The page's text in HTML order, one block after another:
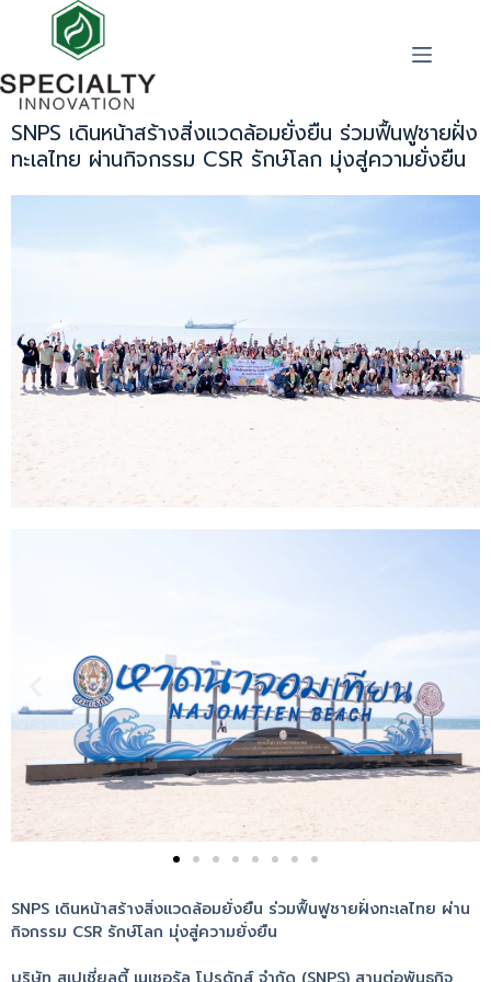
SNPS เดินหน้าสร้างสิ่งแวดล้อมยั่งยืน ร่วมฟื้นฟูชายฝั่ง
ทะเลไทย ผ่านกิจกรรม CSR รักษ์โลก มุ่งสู่ความยั่งยืน
SNPS เดินหน้าสร้างสิ่งแวดล้อมยั่งยืน ร่วมฟื้นฟูชายฝั่งทะเลไทย ผ่าน
กิจกรรม CSR รักษ์โลก มุ่งสู่ความยั่งยืน